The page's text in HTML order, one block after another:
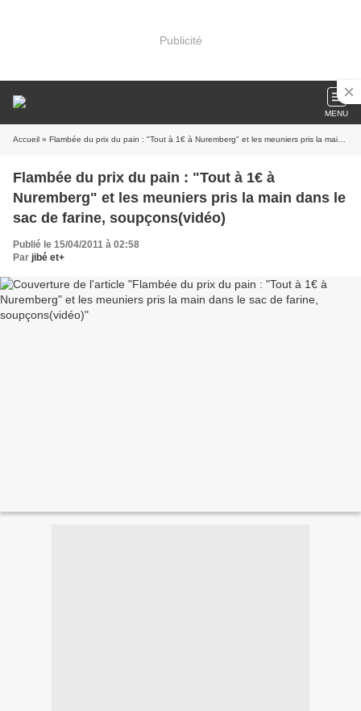
Publicité
MENU
Accueil » Flambée du prix du pain : "Tout à 1€ à Nuremberg" et les meuniers pris la main dans le sac de farine, soupçons(vidéo)
Flambée du prix du pain : "Tout à 1€ à
Nuremberg" et les meuniers pris la main dans le
sac de farine, soupçons(vidéo)
Publié le 15/04/2011 à 02:58
Par jibé et+